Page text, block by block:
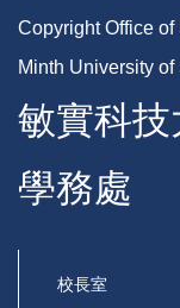
Copyright Office of
Minth University
敏實科技
學務處
校長室